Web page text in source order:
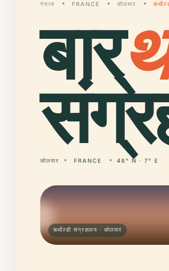
गंतव्य FRANCE कोलमार
बार्थ
कोलमार FRANCE 48° N · 7° E
बार्थोल्डी संग्रहालय · कोलमार